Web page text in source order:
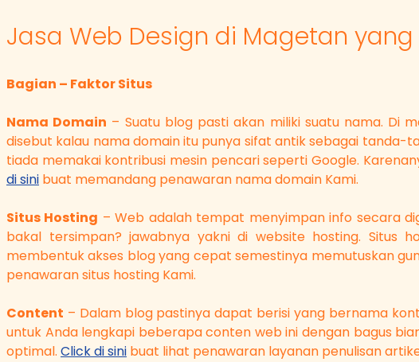
Jasa Web Design di Magetan
Bagian – Faktor Situs
Nama Domain – Suatu blog pasti akan miliki suatu nama. Di
disebut kalau nama domain itu punya sifat antik sebagai tanda-
tiada memakai kontribusi mesin pencari seperti Google.
di sini buat memandang penawaran nama domain Kami.
Situs Hosting – Web adalah tempat menyimpan info secara
bakal tersimpan? jawabnya yakni di website hosting. Situs
membentuk akses blog yang cepat semestinya memutuskan
penawaran situs hosting Kami.
Content – Dalam blog pastinya dapat berisi yang bernama
untuk Anda lengkapi beberapa conten web ini dengan bagus
optimal. Click di sini buat lihat penawaran layanan penulisan